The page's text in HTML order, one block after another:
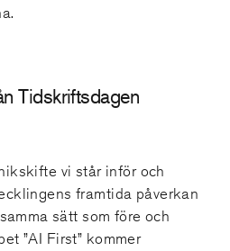
Tidskriftsdagen
vi står inför och
framtida påverkan
sätt som före och
”AI First” kommer